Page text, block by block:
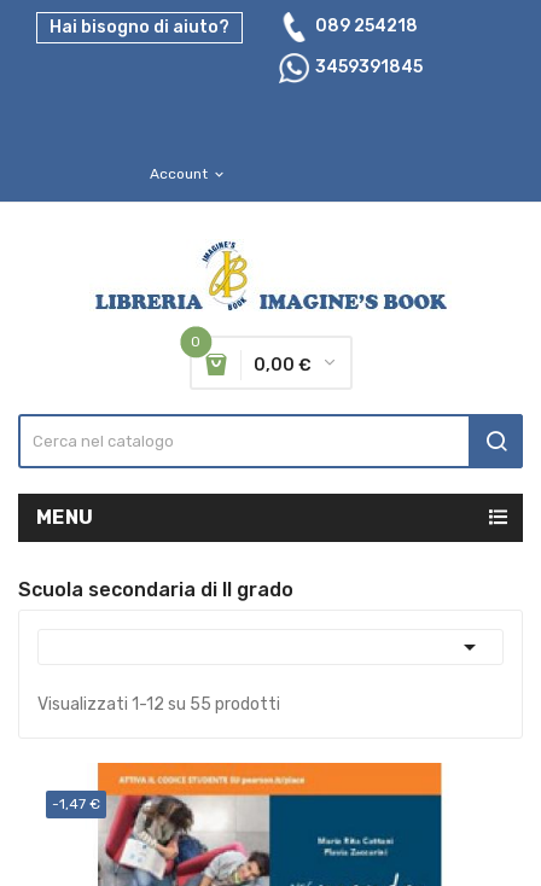
Hai bisogno di aiuto?
089 254218
3459391845
Account expand_more
0
0,00 €
MENU
Scuola secondaria di II grado

Visualizzati 1-12 su 55 prodotti
-1,47 €